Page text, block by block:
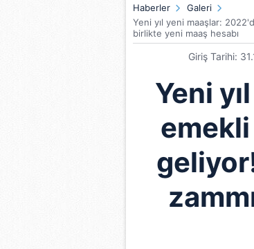
Haberler
Galeri
Yeni yıl yeni maaşlar:
birlikte yeni maaş hesabı
Giriş Tarihi:
Yeni